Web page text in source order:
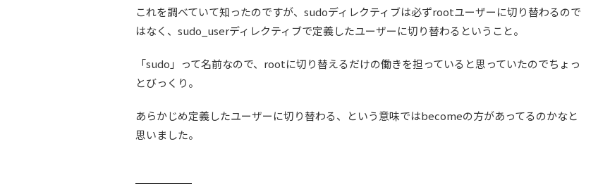
これを調べていて知ったのですが、sudoディレクティブは必ずrootユーザーに切り替わるので
はなく、sudo_userディレクティブで定義したユーザーに切り替わるということ。
「sudo」って名前なので、rootに切り替えるだけの働きを担っていると思っていたのでちょっ
とびっくり。
あらかじめ定義したユーザーに切り替わる、という意味ではbecomeの方があってるのかなと
思いました。